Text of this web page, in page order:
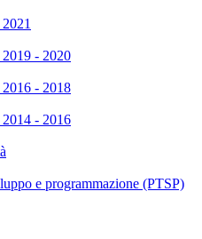
- 2020
- 2018
- 2016
e programmazione (PTSP)